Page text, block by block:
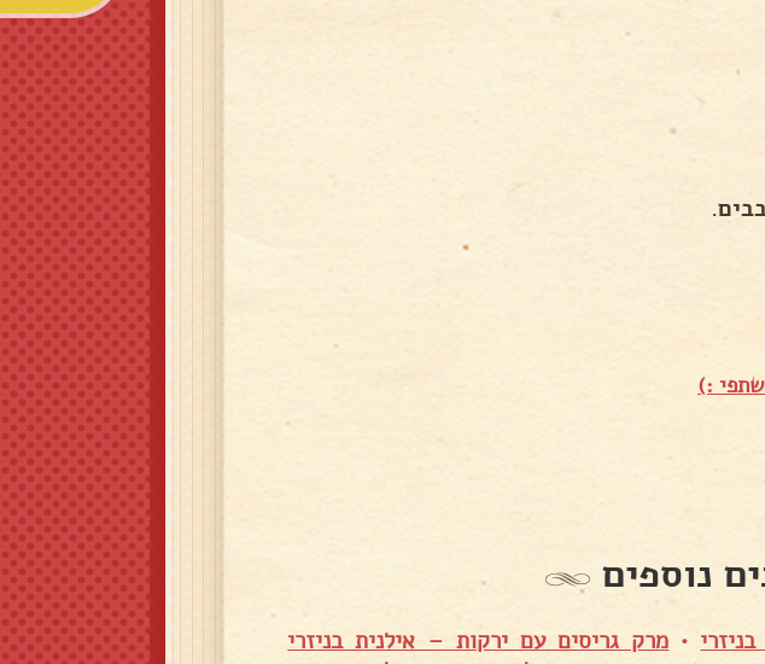
:)
נוספים
• מרק גריסים עם ירקות – אילנית בניזרי